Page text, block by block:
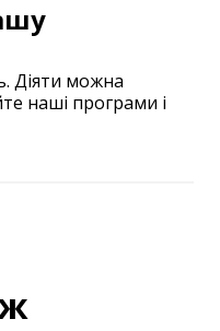
Діяти можна
наші програми і